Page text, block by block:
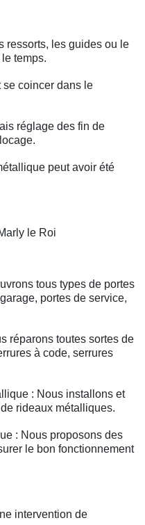
ressorts, les guides ou le
temps.
se coincer dans le
réglage des fin de
peut avoir été
le Roi
tous types de portes
portes de service,
réparons toutes sortes de
à code, serrures
: Nous installons et
rideaux métalliques.
: Nous proposons des
le bon fonctionnement
intervention de